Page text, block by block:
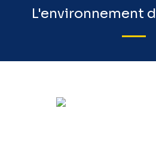
L'environnement